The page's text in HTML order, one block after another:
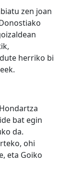
zen joan
herriko bi
bat egin
da.
ohi
eta Goiko